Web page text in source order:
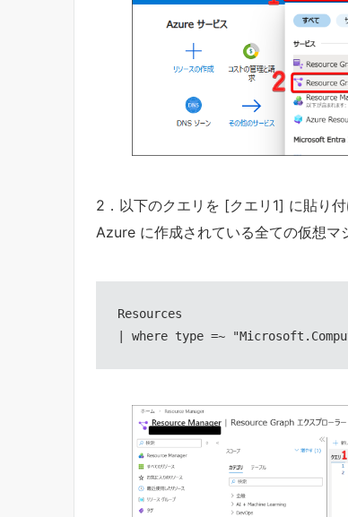
2．以下のクエリを [クエリ1] に貼り
Azure に作成されている全ての仮想マ
Resources
| where type =~